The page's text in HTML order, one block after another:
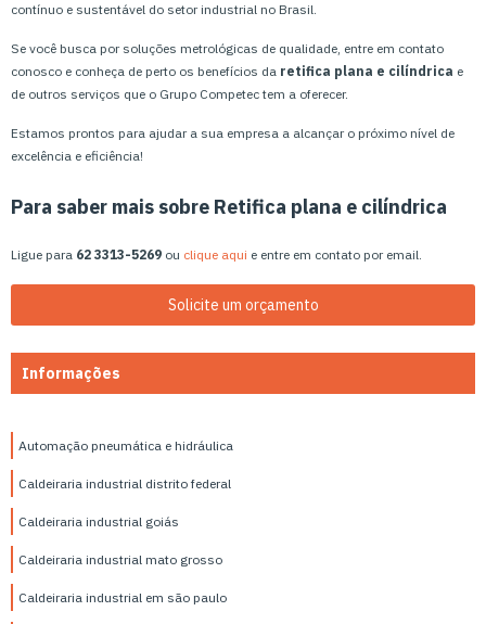
contínuo e sustentável do setor industrial no Brasil.
Se você busca por soluções metrológicas de qualidade, entre em contato
conosco e conheça de perto os benefícios da retifica plana e cilíndrica e
de outros serviços que o Grupo Competec tem a oferecer.
Estamos prontos para ajudar a sua empresa a alcançar o próximo nível de
excelência e eficiência!
Para saber mais sobre Retifica plana e cilíndrica
Ligue para 62 3313-5269 ou clique aqui e entre em contato por email.
Solicite um orçamento
Informações
Automação pneumática e hidráulica
Caldeiraria industrial distrito federal
Caldeiraria industrial goiás
Caldeiraria industrial mato grosso
Caldeiraria industrial em são paulo